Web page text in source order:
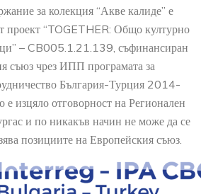
за колекция “Акве калиде” е
проект “TOGETHER: Общо културно
– CB005.1.21.139, съфинансиран
съюз чрез ИПП програмата за
България-Турция 2014-
изцяло отговорност на Регионален
и по никакъв начин не може да се
позициите на Европейския съюз.